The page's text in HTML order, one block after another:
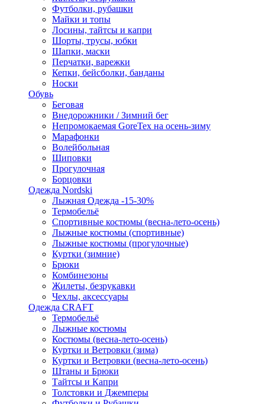
Футболки, рубашки
Майки и топы
Лосины, тайтсы и капри
Шорты, трусы, юбки
Шапки, маски
Перчатки, варежки
Кепки, бейсболки, банданы
Носки
Обувь
Беговая
Внедорожники / Зимний бег
Непромокаемая GoreTex на осень-зиму
Марафонки
Волейбольная
Шиповки
Прогулочная
Борцовки
Одежда Nordski
Лыжная Одежда -15-30%
Термобельё
Спортивные костюмы (весна-лето-осень)
Лыжные костюмы (спортивные)
Лыжные костюмы (прогулочные)
Куртки (зимние)
Брюки
Комбинезоны
Жилеты, безрукавки
Чехлы, аксессуары
Одежда CRAFT
Термобельё
Лыжные костюмы
Костюмы (весна-лето-осень)
Куртки и Ветровки (зима)
Куртки и Ветровки (весна-лето-осень)
Штаны и Брюки
Тайтсы и Капри
Толстовки и Джемперы